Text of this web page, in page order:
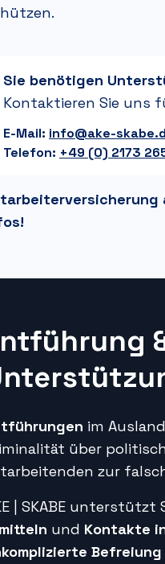
Sie benötigen
Kontaktieren Sie uns
E-Mail: info@ake-
Telefon: +49 (0) 2173
im
über
zur
| SKABE unterstützt
und Kontakte
Befreiung